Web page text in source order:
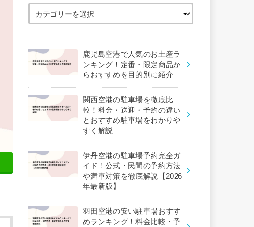
鹿児島空港で人気のお土産ラ
ンキング！定番・限定商品か
らおすすめを目的別に紹介
関西空港の駐車場を徹底比
較！料金・送迎・予約の違い
とおすすめ駐車場をわかりや
すく解説
伊丹空港の駐車場予約完全ガ
イド！公式・民間の予約方法
や満車対策を徹底解説【2026
年最新版】
羽田空港の安い駐車場おすす
めランキング！料金比較・予